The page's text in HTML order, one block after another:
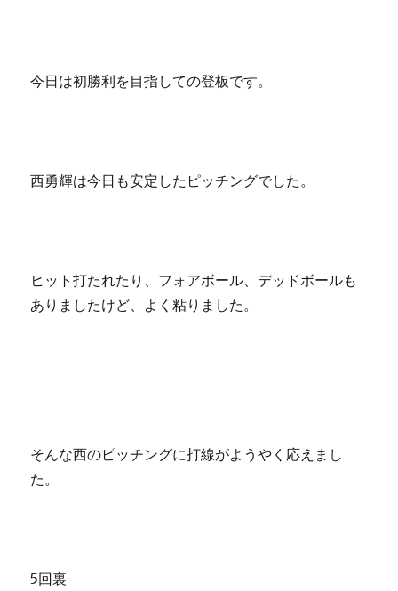
今日は初勝利を目指しての登板です。
西勇輝は今日も安定したピッチングでした。
ヒット打たれたり、フォアボール、デッドボールも
ありましたけど、よく粘りました。
そんな西のピッチングに打線がようやく応えまし
た。
5回裏